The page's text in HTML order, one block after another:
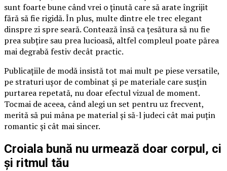
sunt foarte bune când vrei o ținută care să arate îngrijit
fără să fie rigidă. În plus, multe dintre ele trec elegant
dinspre zi spre seară. Contează însă ca țesătura să nu fie
prea subțire sau prea lucioasă, altfel compleul poate părea
mai degrabă festiv decât practic.
Publicațiile de modă insistă tot mai mult pe piese versatile,
pe straturi ușor de combinat și pe materiale care susțin
purtarea repetată, nu doar efectul vizual de moment.
Tocmai de aceea, când alegi un set pentru uz frecvent,
merită să pui mâna pe material și să-l judeci cât mai puțin
romantic și cât mai sincer.
Croiala bună nu urmează doar corpul, ci
și ritmul tău